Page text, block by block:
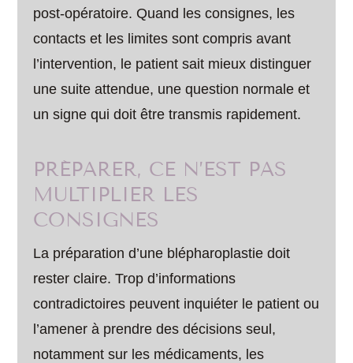
post-opératoire. Quand les consignes, les
contacts et les limites sont compris avant
l’intervention, le patient sait mieux distinguer
une suite attendue, une question normale et
un signe qui doit être transmis rapidement.
PRÉPARER, CE N’EST PAS
MULTIPLIER LES
CONSIGNES
La préparation d’une blépharoplastie doit
rester claire. Trop d’informations
contradictoires peuvent inquiéter le patient ou
l’amener à prendre des décisions seul,
notamment sur les médicaments, les